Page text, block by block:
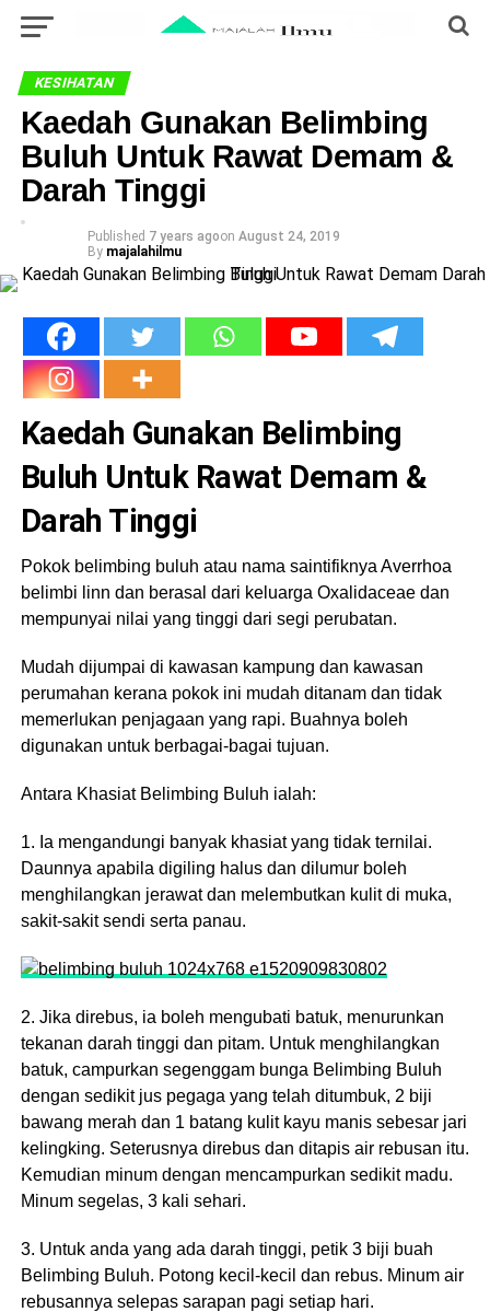
KESIHATAN
Kaedah Gunakan Belimbing
Buluh Untuk Rawat Demam &
Darah Tinggi
Published 7 years agoon August 24, 2019
By majalahilmu
Kaedah Gunakan Belimbing
Buluh Untuk Rawat Demam &
Darah Tinggi
Pokok belimbing buluh atau nama saintifiknya Averrhoa
belimbi linn dan berasal dari keluarga Oxalidaceae dan
mempunyai nilai yang tinggi dari segi perubatan.
Mudah dijumpai di kawasan kampung dan kawasan
perumahan kerana pokok ini mudah ditanam dan tidak
memerlukan penjagaan yang rapi. Buahnya boleh
digunakan untuk berbagai-bagai tujuan.
Antara Khasiat Belimbing Buluh ialah:
1. Ia mengandungi banyak khasiat yang tidak ternilai.
Daunnya apabila digiling halus dan dilumur boleh
menghilangkan jerawat dan melembutkan kulit di muka,
sakit-sakit sendi serta panau.
2. Jika direbus, ia boleh mengubati batuk, menurunkan
tekanan darah tinggi dan pitam. Untuk menghilangkan
batuk, campurkan segenggam bunga Belimbing Buluh
dengan sedikit jus pegaga yang telah ditumbuk, 2 biji
bawang merah dan 1 batang kulit kayu manis sebesar jari
kelingking. Seterusnya direbus dan ditapis air rebusan itu.
Kemudian minum dengan mencampurkan sedikit madu.
Minum segelas, 3 kali sehari.
3. Untuk anda yang ada darah tinggi, petik 3 biji buah
Belimbing Buluh. Potong kecil-kecil dan rebus. Minum air
rebusannya selepas sarapan pagi setiap hari.